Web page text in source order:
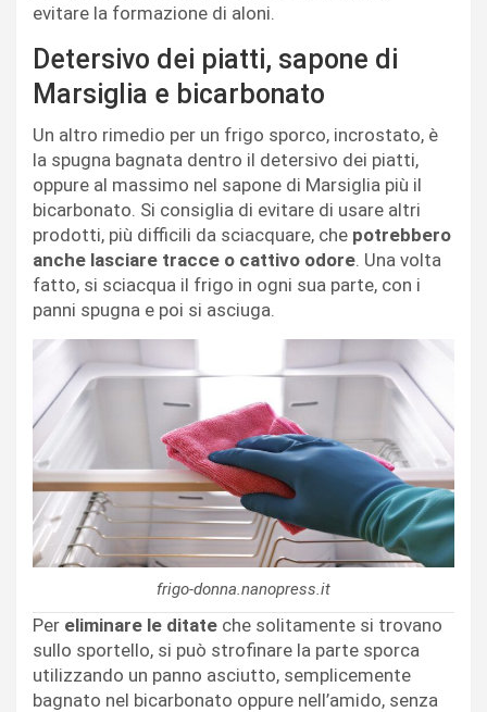
evitare la formazione di aloni.
Detersivo dei piatti, sapone di
Marsiglia e bicarbonato
Un altro rimedio per un frigo sporco, incrostato, è
la spugna bagnata dentro il detersivo dei piatti,
oppure al massimo nel sapone di Marsiglia più il
bicarbonato. Si consiglia di evitare di usare altri
prodotti, più difficili da sciacquare, che potrebbero
anche lasciare tracce o cattivo odore. Una volta
fatto, si sciacqua il frigo in ogni sua parte, con i
panni spugna e poi si asciuga.
frigo-donna.nanopress.it
Per eliminare le ditate che solitamente si trovano
sullo sportello, si può strofinare la parte sporca
utilizzando un panno asciutto, semplicemente
bagnato nel bicarbonato oppure nell’amido, senza